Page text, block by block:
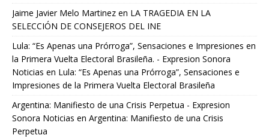
Jaime Javier Melo Martinez en LA TRAGEDIA EN LA
SELECCIÓN DE CONSEJEROS DEL INE
Lula: “Es Apenas una Prórroga”, Sensaciones e Impresiones en
la Primera Vuelta Electoral Brasileña. - Expresion Sonora
Noticias en Lula: “Es Apenas una Prórroga”, Sensaciones e
Impresiones de la Primera Vuelta Electoral Brasileña
Argentina: Manifiesto de una Crisis Perpetua - Expresion
Sonora Noticias en Argentina: Manifiesto de una Crisis
Perpetua